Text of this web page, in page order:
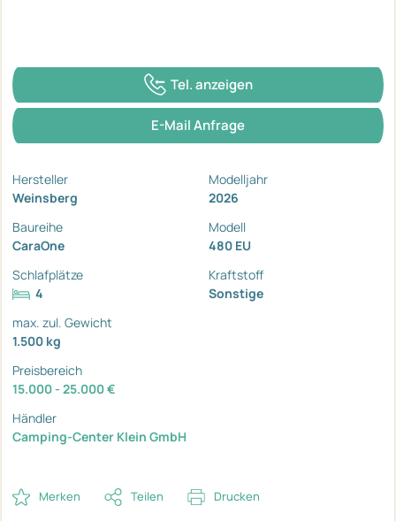
Tel. anzeigen
E-Mail Anfrage
Hersteller
Weinsberg
Modelljahr
2026
Baureihe
CaraOne
Modell
480 EU
Schlafplätze
4
Kraftstoff
Sonstige
max. zul. Gewicht
1.500 kg
Preisbereich
15.000 - 25.000 €
Händler
Camping-Center Klein GmbH
Merken Teilen Drucken